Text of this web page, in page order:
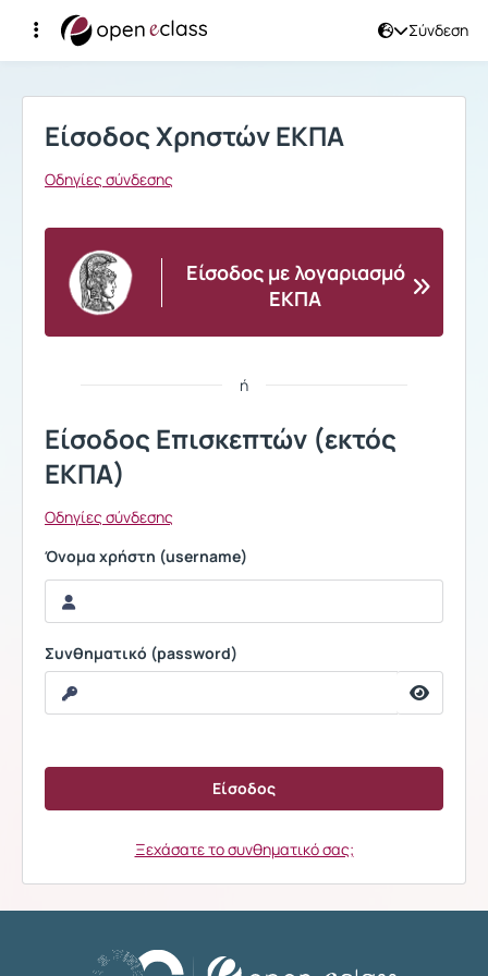
Σύνδεση
Σύνδεση
Είσοδος Χρηστών ΕΚΠΑ
Οδηγίες σύνδεσης
Είσοδος με λογαριασμό
ΕΚΠΑ
ή
Είσοδος Επισκεπτών (εκτός
ΕΚΠΑ)
Οδηγίες σύνδεσης
Όνομα χρήστη (username)
Συνθηματικό (password)
Ξεχάσατε το συνθηματικό σας;